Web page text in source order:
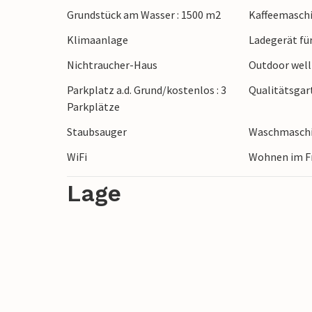
von Mellerud. Sehr beliebt ist auch der
Ruderboote, Kanus und Räder leihen
Aquädukt in Håverud. Gegen Ende des
Am größten See Schwedens sollte Sie
Sie hervorragend mit dem
In diesem Haus sind Ihnen
Umgebung garantiert.
Grundstück am Wasser : 1500 m2
Klimaanlage
Ladegerät
Nichtraucher-Haus
Outdoor
Parkplatz a.d. Grund/kostenlos : 3
Parkplätze
Staubsauger
WiFi
Wohnen im
Lage